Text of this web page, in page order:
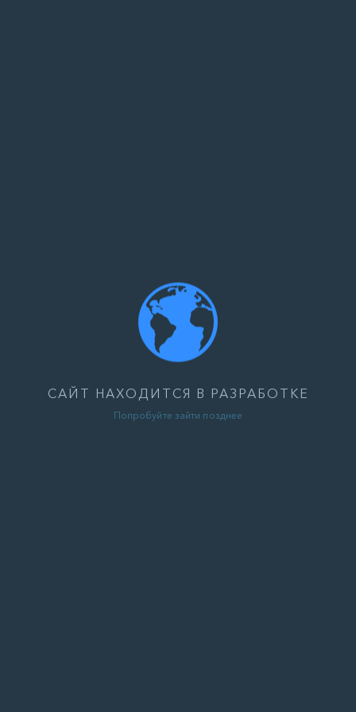
САЙТ НАХОДИТСЯ В РАЗРАБОТКЕ
Попробуйте зайти позднее